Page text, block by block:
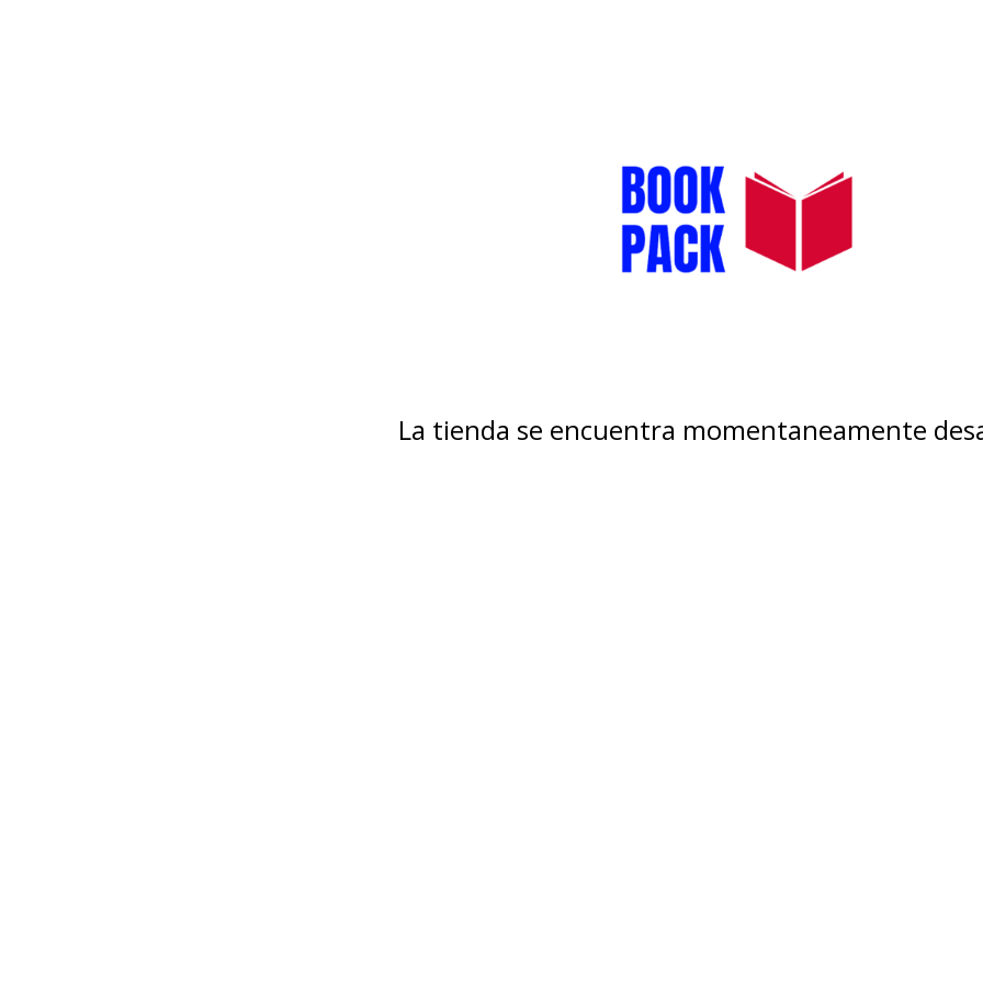
La tienda se encuentra momentaneamente